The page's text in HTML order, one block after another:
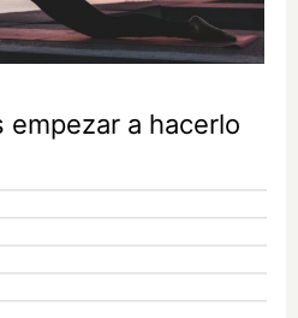
empezar a hacerlo